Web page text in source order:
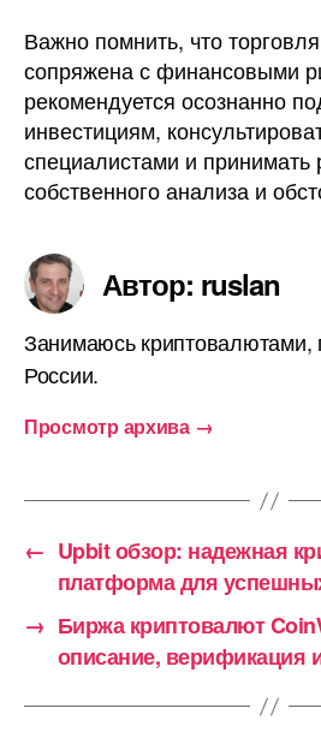
Важно помнить, что
сопряжена с финансовыми
рекомендуется осознанно
инвестициям,
специалистами и
собственного анализа и
Автор: ruslan
Занимаюсь
России.
Просмотр архива →
← Upbit обзор: надежная
платформа для
→ Биржа криптовалют
описание, верификация